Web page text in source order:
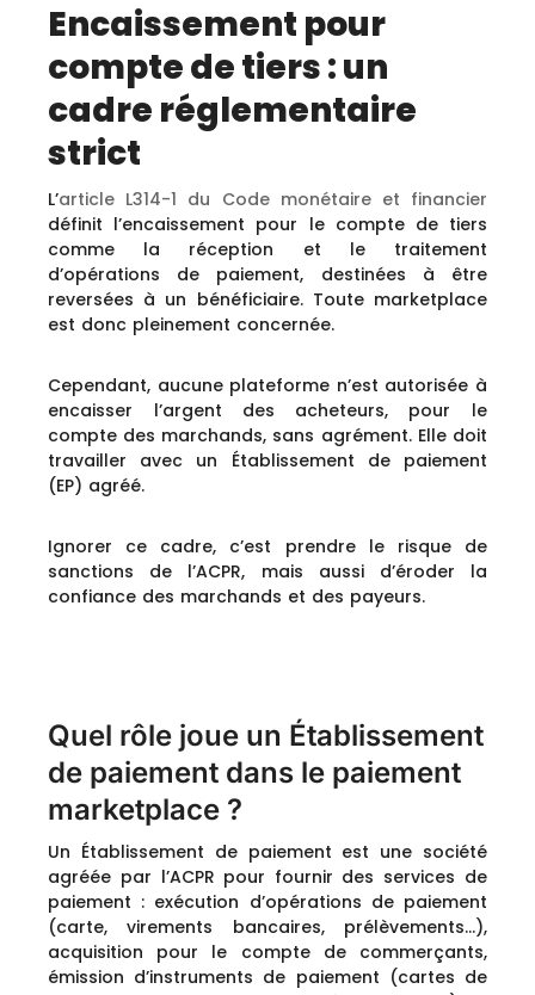
Encaissement pour
compte de tiers : un
cadre réglementaire
strict
L’article L314-1 du Code monétaire et financier
définit l’encaissement pour le compte de tiers
comme la réception et le traitement
d’opérations de paiement, destinées à être
reversées à un bénéficiaire. Toute marketplace
est donc pleinement concernée.
Cependant, aucune plateforme n’est autorisée à
encaisser l’argent des acheteurs, pour le
compte des marchands, sans agrément. Elle doit
travailler avec un Établissement de paiement
(EP) agréé.
Ignorer ce cadre, c’est prendre le risque de
sanctions de l’ACPR, mais aussi d’éroder la
confiance des marchands et des payeurs.
Quel rôle joue un Établissement
de paiement dans le paiement
marketplace ?
Un Établissement de paiement est une société
agréée par l’ACPR pour fournir des services de
paiement : exécution d’opérations de paiement
(carte, virements bancaires, prélèvements…),
acquisition pour le compte de commerçants,
émission d’instruments de paiement (cartes de